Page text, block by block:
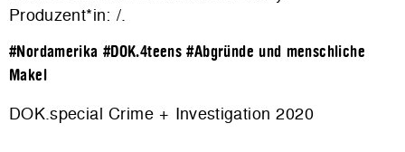
Produzent*in: /.
#Nordamerika #DOK.4teens #Abgründe und menschliche
Makel
DOK.special Crime + Investigation 2020